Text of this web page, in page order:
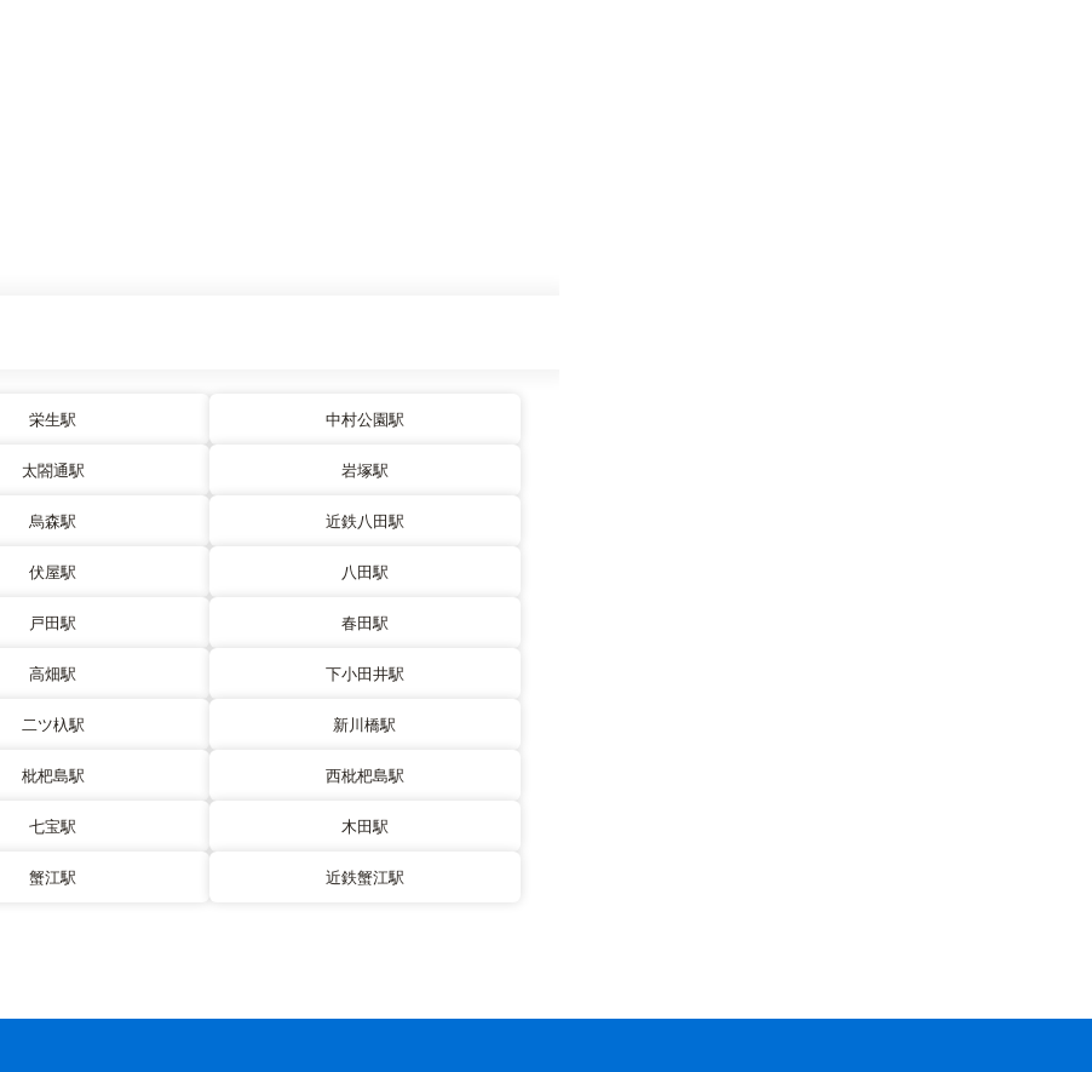
栄生駅 中村公園駅
太閤通駅 岩塚駅
烏森駅 近鉄八田駅
伏屋駅 八田駅
戸田駅 春田駅
高畑駅 下小田井駅
二ツ杁駅 新川橋駅
枇杷島駅 西枇杷島駅
七宝駅 木田駅
蟹江駅 近鉄蟹江駅